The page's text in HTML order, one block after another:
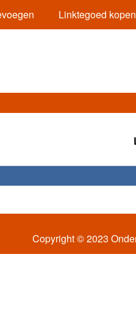
Linktegoed kopen
Copyright © 2023